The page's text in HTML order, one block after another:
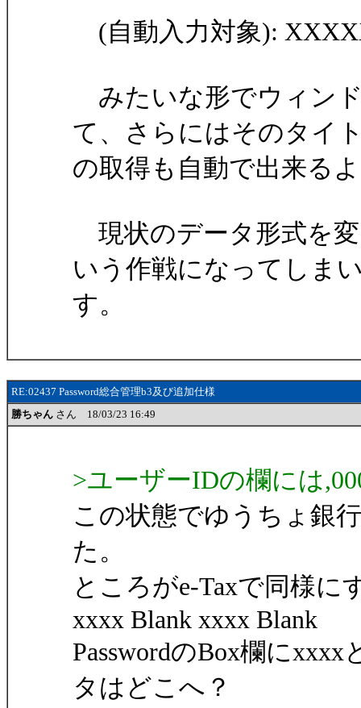
(自動入力対象):
みたいな形でウィン
て、さらにはそのタイ
の取得も自動で出来る
現状のデータ形式を
いう作戦になってしま
す。
RE:02437 Password総合管理b3及び追加仕様
勝ちゃん さん 18/03/23 16:49
>ユーザーIDの欄には
この状態でゆうちょ銀
た。
ところがe-Taxで同様に
xxxx Blank xxxx Blank
PasswordのBox欄に
タはどこへ？